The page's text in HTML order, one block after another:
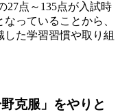
27点～135点が入試時
っていることから、
した学習習慣や取り組
野克服」をやりと